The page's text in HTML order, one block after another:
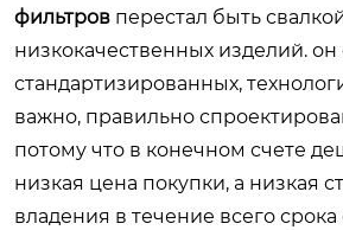
фильтров перестал быть
низкокачественных изделий.
стандартизированных,
важно, правильно
потому что в конечном счете
низкая цена покупки, а низкая
владения в течение всего